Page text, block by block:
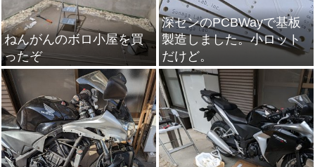
ねんがんのボロ小屋を買
ったぞ
深センのPCBWayで基板
製造しました。小ロット
だけど。